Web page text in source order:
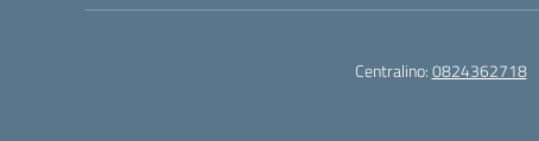
Centralino:0824362718